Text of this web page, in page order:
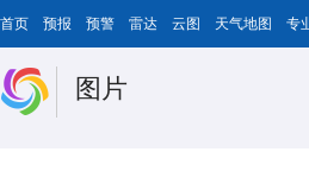
首页 预报 预警 雷达 云图 天气地图 专
图片